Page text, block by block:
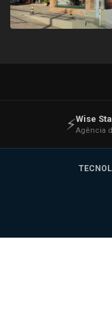
⚡Wise
Agência